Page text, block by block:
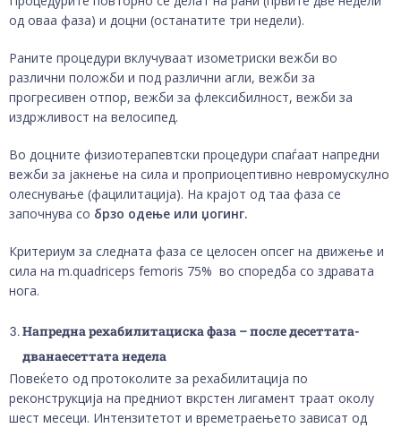
од оваа фаза) и доцни (останатите три недели).
Раните процедури вклучуваат изометриски вежби во
различни положби и под различни агли, вежби за
прогресивен отпор, вежби за флексибилност, вежби за
издржливост на велосипед.
Во доцните физиотерапевтски процедури спаѓаат напредни
вежби за јакнење на сила и проприоцептивно невромускулно
олеснување (фацилитација). На крајот од таа фаза се
започнува со брзо одење или џогинг.
Критериум за следната фаза се целосен опсег на движење и
сила на m.quadriceps femoris 75% во споредба со здравата
нога.
Напредна рехабилитациска фаза – после десеттата-
дванаесеттата недела
Повеќето од протоколите за рехабилитација по
реконструкција на предниот вкрстен лигамент траат околу
шест месеци. Интензитетот и времетраењето зависат од